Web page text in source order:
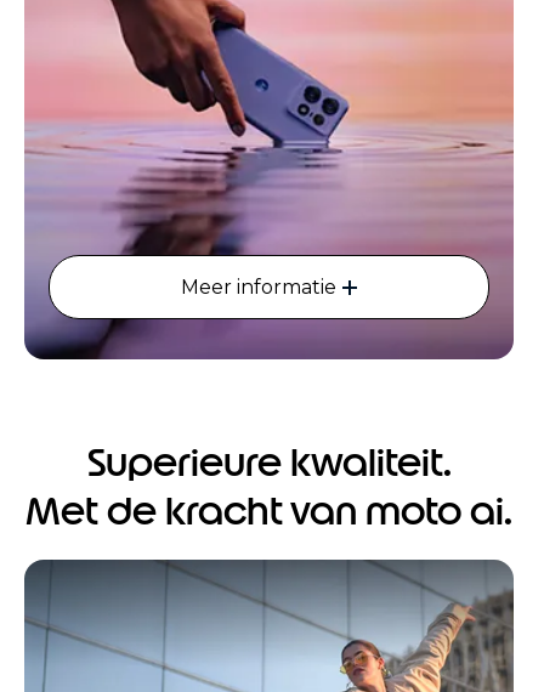
Meer informatie
Superieure kwaliteit.
Met de kracht van moto ai.